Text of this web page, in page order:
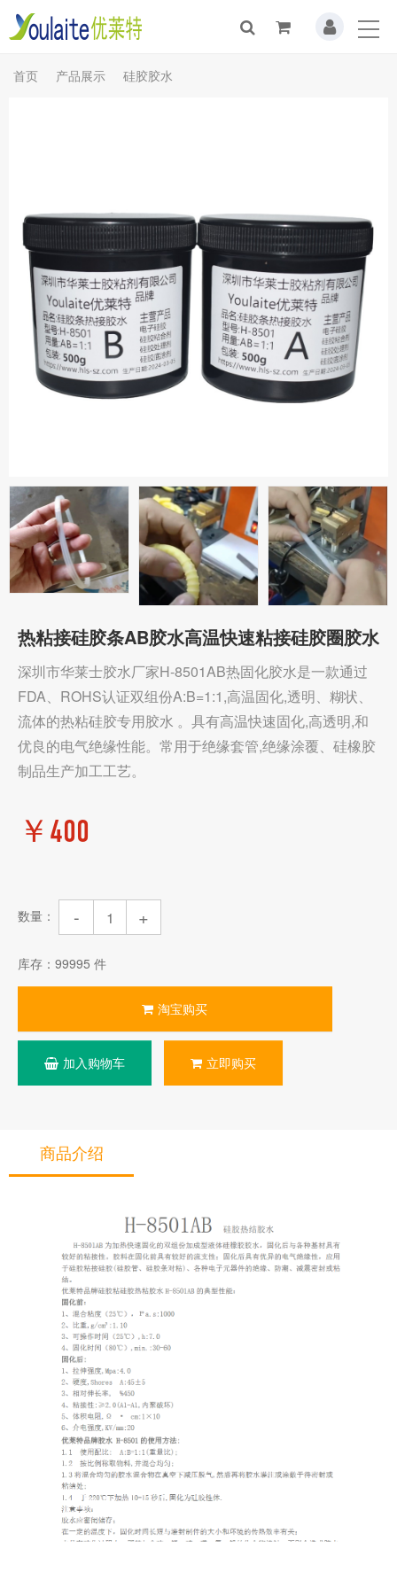
首页 产品展示 硅胶胶水
热粘接硅胶条AB胶水高温快速粘接硅胶圈胶水
深圳市华莱士胶水厂家H-8501AB热固化胶水是一款通过
FDA、ROHS认证双组份A:B=1:1,高温固化,透明、糊状、
流体的热粘硅胶专用胶水 。具有高温快速固化,高透明,和
优良的电气绝缘性能。常用于绝缘套管,绝缘涂覆、硅橡胶
制品生产加工工艺。
￥400
数量： - +
库存： 99995 件
淘宝购买
加入购物车 立即购买
商品介绍